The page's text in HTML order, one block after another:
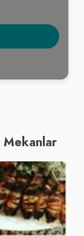
Mekanlar